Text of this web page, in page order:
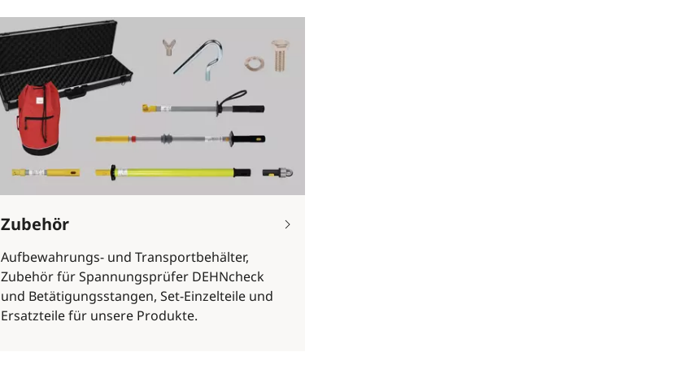
Zubehör
Aufbewahrungs- und Transportbehälter,
Zubehör für Spannungsprüfer DEHNcheck
und Betätigungsstangen, Set-Einzelteile und
Ersatzteile für unsere Produkte.